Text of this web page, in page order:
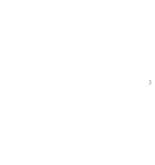
3